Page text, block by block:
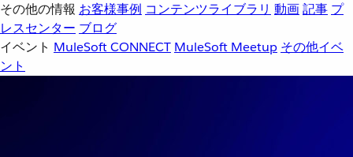
その他の情報 お客様事例 コンテンツライブラリ 動画記事 プ
レスセンター ブログ
イベント MuleSoft CONNECT MuleSoft Meetup その他イベ
ント